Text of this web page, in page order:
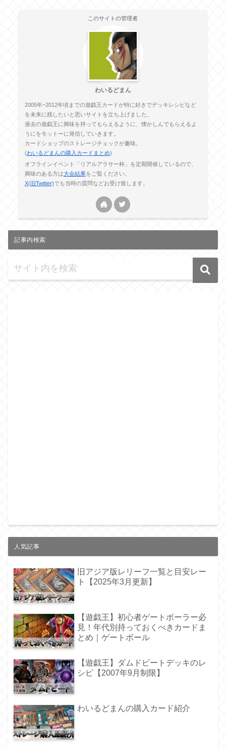
このサイトの管理者
わいるどまん
2005年~2012年頃までの遊戯王カードが特に好きでデッキレシピなど
を未来に残したいと思いサイトを立ち上げました。
過去の遊戯王に興味を持ってもらえるように、懐かしんでもらえるよ
うにをモットーに発信していきます。
カードショップのストレージチェックが趣味。
(わいるどまんの購入カードまとめ)
オフラインイベント「リアルアラサー杯」を定期開催しているので、
興味のある方は大会結果をご覧ください。
X(旧Twitter)でも当時の質問などお受け致します。
記事内検索
人気記事
旧アジア版レリーフ一覧と目安レー
ト【2025年3月更新】
【遊戯王】初心者ゲートボーラー必
見！年代別持っておくべきカードま
とめ｜ゲートボール
【遊戯王】ダムドビートデッキのレ
シピ【2007年9月制限】
わいるどまんの購入カード紹介